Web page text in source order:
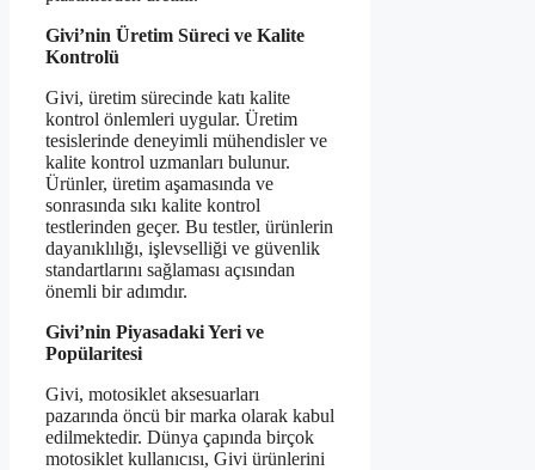
Givi’nin Üretim Süreci ve Kalite
Kontrolü
Givi, üretim sürecinde katı kalite
kontrol önlemleri uygular. Üretim
tesislerinde deneyimli mühendisler ve
kalite kontrol uzmanları bulunur.
Ürünler, üretim aşamasında ve
sonrasında sıkı kalite kontrol
testlerinden geçer. Bu testler, ürünlerin
dayanıklılığı, işlevselliği ve güvenlik
standartlarını sağlaması açısından
önemli bir adımdır.
Givi’nin Piyasadaki Yeri ve
Popülaritesi
Givi, motosiklet aksesuarları
pazarında öncü bir marka olarak kabul
edilmektedir. Dünya çapında birçok
motosiklet kullanıcısı, Givi ürünlerini